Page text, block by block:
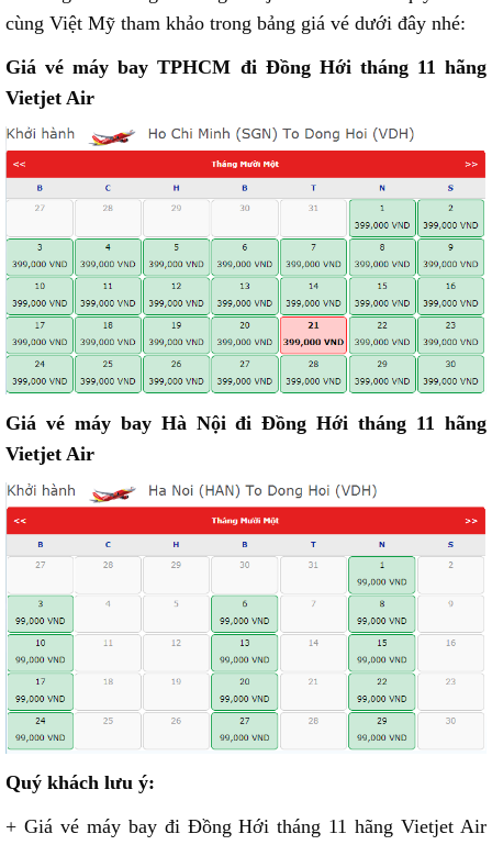
cùng Việt Mỹ tham khảo trong bảng giá vé dưới đây nhé:
Giá vé máy bay TPHCM đi Đồng Hới tháng 11 hãng
Vietjet Air
Giá vé máy bay Hà Nội đi Đồng Hới tháng 11 hãng
Vietjet Air
Quý khách lưu ý:
+ Giá vé máy bay đi Đồng Hới tháng 11 hãng Vietjet Air